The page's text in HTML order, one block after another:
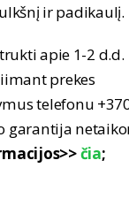
ir padikaulį.
apie 1-2 d.d.
prekes
telefonu
garantija
čia;